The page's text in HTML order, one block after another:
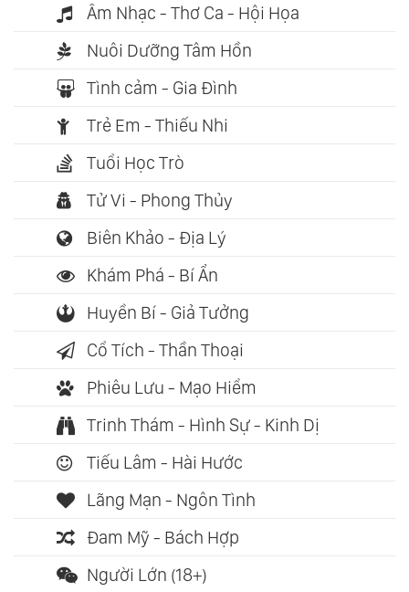
Âm Nhạc - Thơ Ca - Hội Họa
Nuôi Dưỡng Tâm Hồn
Tình cảm - Gia Đình
Trẻ Em - Thiếu Nhi
Tuổi Học Trò
Tử Vi - Phong Thủy
Biên Khảo - Địa Lý
Khám Phá - Bí Ẩn
Huyền Bí - Giả Tưởng
Cổ Tích - Thần Thoại
Phiêu Lưu - Mạo Hiểm
Trinh Thám - Hình Sự - Kinh Dị
Tiếu Lâm - Hài Hước
Lãng Mạn - Ngôn Tình
Đam Mỹ - Bách Hợp
Người Lớn (18+)